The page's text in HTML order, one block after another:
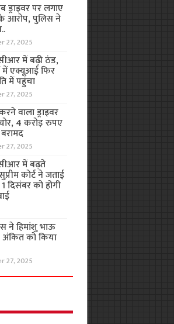
ड्राइवर पर लगाए
आरोप, पुलिस ने
27, 2025
में बढ़ी ठंड,
एक्यूआई फिर
में पहुंचा
27, 2025
वाला ड्राइवर
4 करोड़ रुपए
27, 2025
में बढ़ते
कोर्ट ने जताई
दिसंबर को होगी
ने हिमांशु भाऊ
को किया
27, 2025